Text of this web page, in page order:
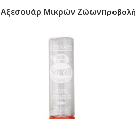
Αξεσουάρ Μικρών ΖώωνΠροβολή